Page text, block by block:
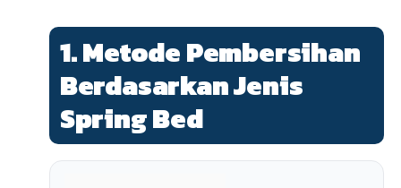
1. Metode Pembersihan
Berdasarkan Jenis
Spring Bed